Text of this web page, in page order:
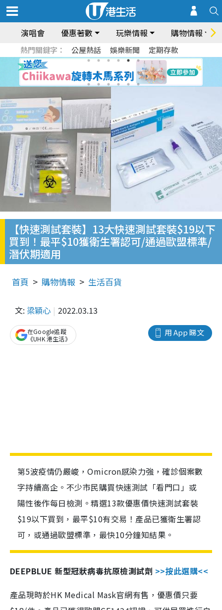
演唱會 優惠著數 玩樂情報 購物情報
熱門關鍵字： 公屋熱話 娛樂新聞 定期存款
【快速測試套裝】13大快速測試套裝$19以下
買到！最平$10獲衛生署認可/通過歐盟標準/
潛伏期適用
首頁 購物情報 生活百貨
文: 梁穎心 2022.03.13
用 App 睇文
在Google追蹤
《UHK 港生活》
第5波疫情仍嚴峻，Omicron感染力強，確診個案數
字持續高企。不少市民購買快速測試「看門口」或
陽性後作每日檢測。精選13款優惠價快速測試套裝
$19以下買到，最平$10有交易！產品已獲衛生署認
可，或通過歐盟標準，最快10分鐘知結果。
DEEPBLUE 新型冠狀病毒抗原檢測試劑 >>按此選購<<
產品現時於HK Medical Mask官網有售，優惠價只要